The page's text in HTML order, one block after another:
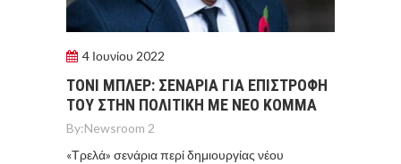
4 Ιουνίου 2022
ΤΟΝΙ ΜΠΛΕΡ: ΣΕΝΑΡΙΑ ΓΙΑ ΕΠΙΣΤΡΟΦΗ
ΤΟΥ ΣΤΗΝ ΠΟΛΙΤΙΚΗ ΜΕ ΝΕΟ ΚΟΜΜΑ
By:Newsroom 2
«Τρελά» σενάρια περί δημιουργίας νέου